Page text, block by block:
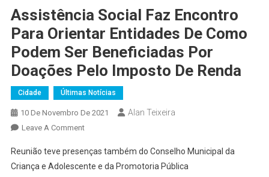
Assistência Social Faz Encontro
Para Orientar Entidades De Como
Podem Ser Beneficiadas Por
Doações Pelo Imposto De Renda
Cidade Últimas Notícias
10 De Novembro De 2021 Alan Teixeira
Leave A CommentOn
Social
Faz
Reunião teve presenças também do Conselho Municipal da
Criança e Adolescente e da Promotoria Pública